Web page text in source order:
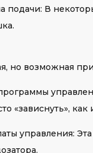
В
но возможная
«зависнуть»,
управления: